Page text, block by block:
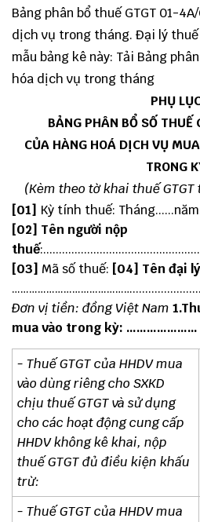
Bảng phân bổ thuế GTGT 01-
dịch vụ trong tháng. Đại lý thuế
mẫu bảng kê này: Tải Bảng
hóa dịch vụ trong tháng
PHỤ
BẢNG PHÂN BỔ SỐ
CỦA HÀNG HOÁ DỊCH VỤ
TRONG
(Kèm theo tờ khai thuế GTGT
[01] Kỳ tính thuế:
[02] Tên người nộp
thuế
[03] Mã số thuế: [04] Tên đại
Đơn vị tiền: đồng Việt Nam
mua vào trong kỳ: …………………
- Thuế GTGT của HHDV mua
vào dùng riêng cho SXKD
chịu thuế GTGT và sử dụng
cho các hoạt động cung cấp
HHDV không kê khai, nộp
thuế GTGT đủ điều kiện khấu
trừ:
- Thuế GTGT của HHDV mua